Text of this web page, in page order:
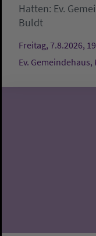
Hatten: Ev.
Buldt
Freitag, 7.8.2026,
Ev.